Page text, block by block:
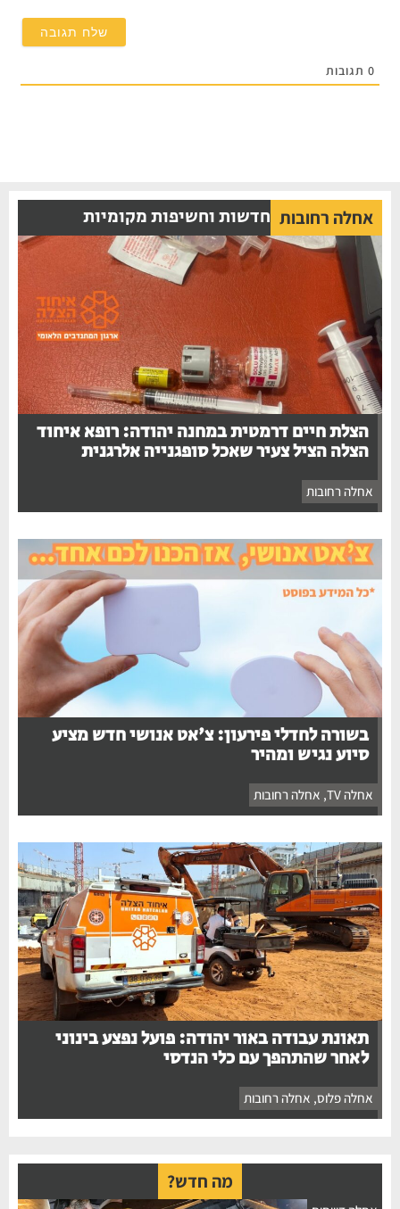
0תגובות
אחלה רחובות חדשות וחשיפות מקומיות
הצלת חיים דרמטית במחנה יהודה: רופא איחוד
הצלה הציל צעיר שאכל סופגנייה אלרגנית
אחלה רחובות
בשורה לחדלי פירעון: צ'אט אנושי חדש מציע
סיוע נגיש ומהיר
אחלה TV , אחלה רחובות
תאונת עבודה באור יהודה: פועל נפצע בינוני
לאחר שהתהפך עם כלי הנדסי
אחלה פלוס, אחלה רחובות
מה חדש?